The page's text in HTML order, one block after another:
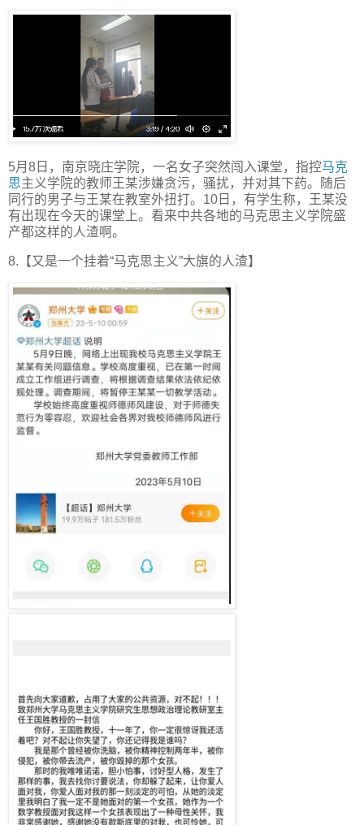
5月8日，南京晓庄学院，一名女子突然闯入课堂，指控马克
思主义学院的教师王某涉嫌贪污，骚扰，并对其下药。随后
同行的男子与王某在教室外扭打。10日，有学生称，王某没
有出现在今天的课堂上。看来中共各地的马克思主义学院盛
产都这样的人渣啊。
8.【又是一个挂着“马克思主义”大旗的人渣】